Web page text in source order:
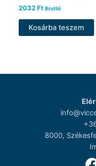
2032Ft Bruttó
Kosárba teszem
8000,